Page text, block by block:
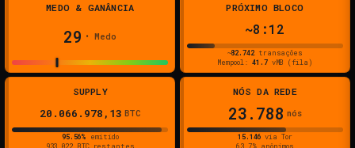
MEDO & GANÂNCIA
29 • Medo
PRÓXIMO BLOCO
~8:12
~82.742transações
Mempool:41.7vMB (fila)
SUPPLY
20.066.978,13 BTC
95.56%
emitido
NÓS DA REDE
23.788 nós
15.146 via Tor